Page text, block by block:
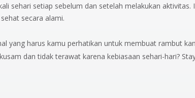
sehari setiap sebelum dan setelah melakukan
secara alami.
yang harus kamu perhatikan untuk membuat rambut
dan tidak terawat karena kebiasaan sehari-hari?